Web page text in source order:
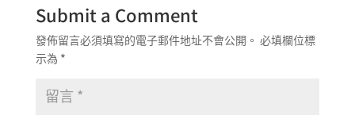
Submit a Comment
發佈留言必須填寫的電子郵件地址不會公開。 必填欄位標
示為 *